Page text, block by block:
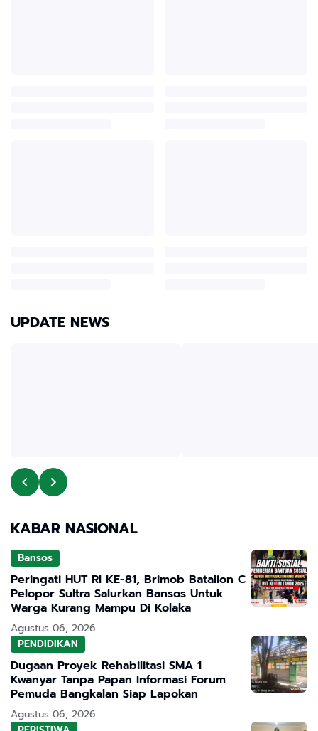
UPDATE NEWS
KABAR NASIONAL
Bansos
Peringati HUT RI KE-81, Brimob Batalion C
Pelopor Sultra Salurkan Bansos Untuk
Warga Kurang Mampu Di Kolaka
Agustus 06, 2026
PENDIDIKAN
Dugaan Proyek Rehabilitasi SMA 1
Kwanyar Tanpa Papan Informasi Forum
Pemuda Bangkalan Siap Lapokan
Agustus 06, 2026